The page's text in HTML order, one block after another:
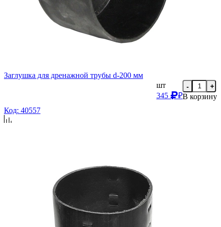
Заглушка для дренажной трубы d-200 мм
шт
345
₽
- +
В корзину
Код: 40557